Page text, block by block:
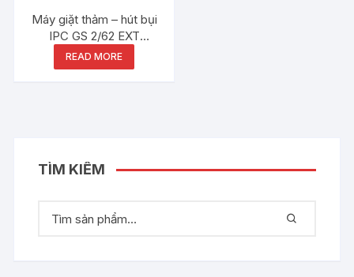
Máy giặt thảm – hút bụi
IPC GS 2/62 EXT
GARAGE
READ MORE
TÌM KIẾM